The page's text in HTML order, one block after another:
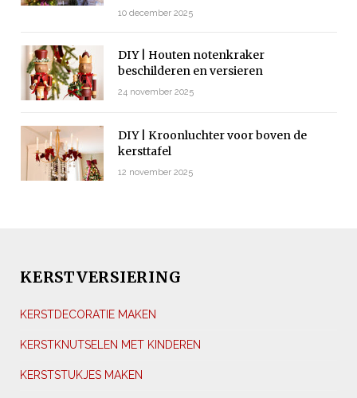
10 december 2025
DIY | Houten notenkraker
beschilderen en versieren
24 november 2025
DIY | Kroonluchter voor boven de
kersttafel
12 november 2025
KERSTVERSIERING
KERSTDECORATIE MAKEN
KERSTKNUTSELEN MET KINDEREN
KERSTSTUKJES MAKEN